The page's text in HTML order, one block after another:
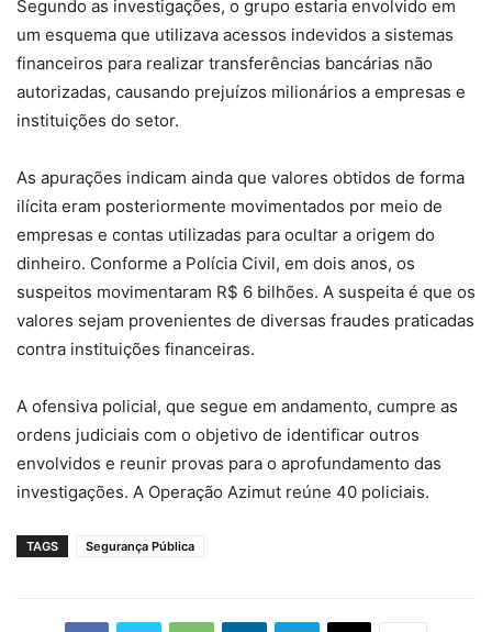
Segundo as investigações, o grupo estaria envolvido em
um esquema que utilizava acessos indevidos a sistemas
financeiros para realizar transferências bancárias não
autorizadas, causando prejuízos milionários a empresas e
instituições do setor.
As apurações indicam ainda que valores obtidos de forma
ilícita eram posteriormente movimentados por meio de
empresas e contas utilizadas para ocultar a origem do
dinheiro. Conforme a Polícia Civil, em dois anos, os
suspeitos movimentaram R$ 6 bilhões. A suspeita é que os
valores sejam provenientes de diversas fraudes praticadas
contra instituições financeiras.
A ofensiva policial, que segue em andamento, cumpre as
ordens judiciais com o objetivo de identificar outros
envolvidos e reunir provas para o aprofundamento das
investigações. A Operação Azimut reúne 40 policiais.
TAGS Segurança Pública